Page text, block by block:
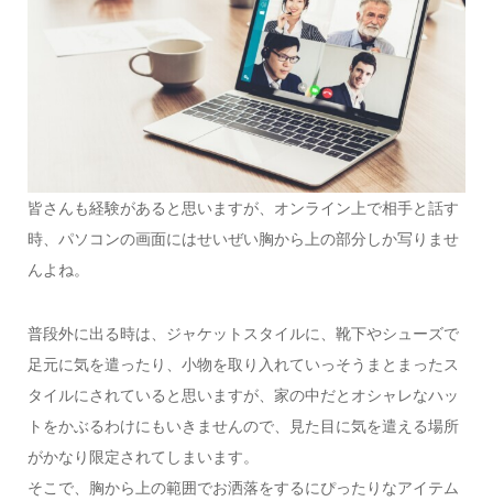
皆さんも経験があると思いますが、オンライン上で相手と話す
時、パソコンの画面にはせいぜい胸から上の部分しか写りませ
んよね。
普段外に出る時は、ジャケットスタイルに、靴下やシューズで
足元に気を遣ったり、小物を取り入れていっそうまとまったス
タイルにされていると思いますが、家の中だとオシャレなハッ
トをかぶるわけにもいきませんので、見た目に気を遣える場所
がかなり限定されてしまいます。
そこで、胸から上の範囲でお洒落をするにぴったりなアイテム